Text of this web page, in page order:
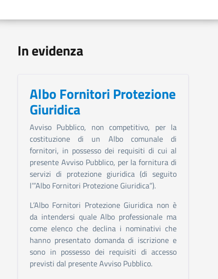
In evidenza
Albo Fornitori Protezione
Giuridica
Avviso Pubblico, non competitivo, per la
costituzione di un Albo comunale di
fornitori, in possesso dei requisiti di cui al
presente Avviso Pubblico, per la fornitura di
servizi di protezione giuridica (di seguito
l’”Albo Fornitori Protezione Giuridica”).
L’Albo Fornitori Protezione Giuridica non è
da intendersi quale Albo professionale ma
come elenco che declina i nominativi che
hanno presentato domanda di iscrizione e
sono in possesso dei requisiti di accesso
previsti dal presente Avviso Pubblico.